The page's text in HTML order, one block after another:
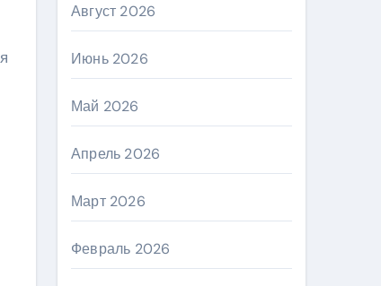
Август 2026
Июнь 2026
Май 2026
Апрель 2026
Март 2026
Февраль 2026